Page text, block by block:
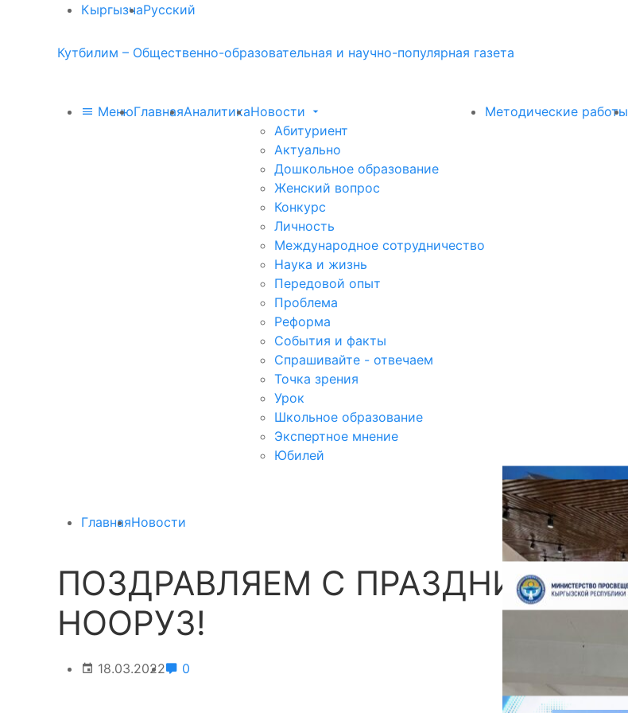
КыргызчаРусский
Кутбилим – Общественно-образовательная и научно-популярная газета
МенюГлавнаяАналитикаНовости
Абитуриент
Актуально
Дошкольное образование
Женский вопрос
Конкурс
Личность
Международное сотрудничество
Наука и жизнь
Передовой опыт
Проблема
Реформа
События и факты
Спрашивайте - отвечаем
Точка зрения
Урок
Школьное образование
Экспертное мнение
Юбилей
Методические работы
ГлавнаяНовости
ПОЗДРАВЛЯЕМ С ПРАЗДНИКОМ
НООРУЗ!
18.03.2022 0